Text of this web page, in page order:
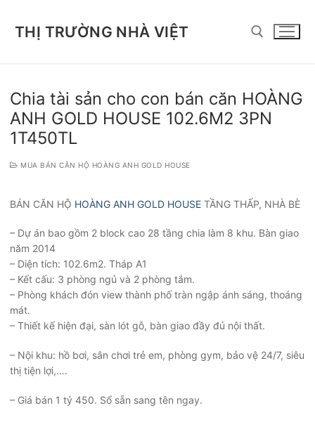
THỊ TRƯỜNG NHÀ VIỆT
Chia tài sản cho con bán căn HOÀNG
ANH GOLD HOUSE 102.6M2 3PN
1T450TL
MUA BÁN CĂN HỘ HOÀNG ANH GOLD HOUSE
BÁN CĂN HỘ HOÀNG ANH GOLD HOUSE TẦNG THẤP, NHÀ BÈ
– Dự án bao gồm 2 block cao 28 tầng chia làm 8 khu. Bàn giao
năm 2014
– Diện tích: 102.6m2. Tháp A1
– Kết cấu: 3 phòng ngủ và 2 phòng tắm.
– Phòng khách đón view thành phố tràn ngập ánh sáng, thoáng
mát.
– Thiết kế hiện đại, sàn lót gỗ, bàn giao đầy đủ nội thất.
– Nội khu: hồ bơi, sân chơi trẻ em, phòng gym, bảo vệ 24/7, siêu
thị tiện lợi,….
– Giá bán 1 tỷ 450. Sổ sẵn sang tên ngay.